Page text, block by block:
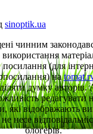
sinoptik.ua
чинним
(для
на
думку авторів.
редагувати
які відображають
несе
блогерів.